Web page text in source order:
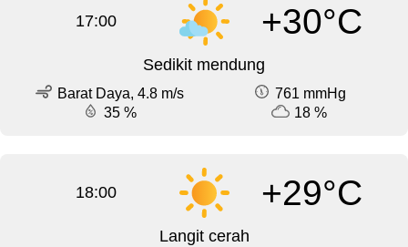
17:00 +30°C
Sedikit mendung
Barat Daya, 4.8 m/s
761 mmHg
35 %
18 %
18:00 +29°C
Langit cerah